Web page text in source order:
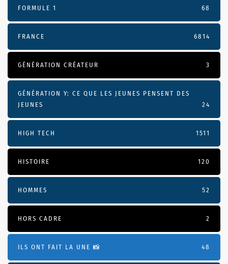
FORMULE 1 68
FRANCE 6814
GÉNÉRATION CRÉATEUR 3
GÉNÉRATION Y: CE QUE LES JEUNES PENSENT DES
JEUNES
24
HIGH TECH 1511
HISTOIRE 120
HOMMES 52
HORS CADRE 2
ILS ONT FAIT LA UNE 📸 48